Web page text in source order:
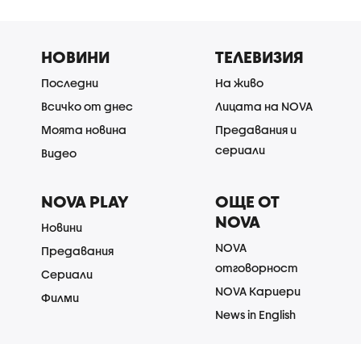
НОВИНИ
Последни
Всичко от днес
Моята новина
Видео
ТЕЛЕВИЗИЯ
На живо
Лицата на NOVA
Предавания и
сериали
NOVA PLAY
Новини
Предавания
Сериали
Филми
ОЩЕ ОТ
NOVA
NOVA
отговорност
NOVA Кариери
News in English